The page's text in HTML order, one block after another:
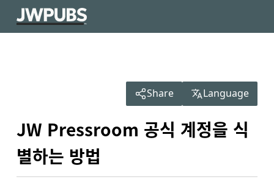
Share Language
JW Pressroom 공식 계정을 식
별하는 방법